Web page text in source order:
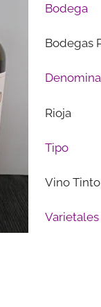
Bodega
Bodegas
Rioja
Tipo
Vino
Varietales